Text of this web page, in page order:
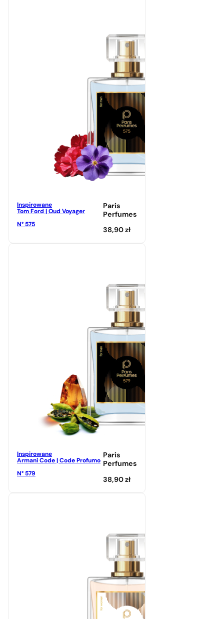
Inspirowane
Tom Ford | Oud Voyager
N° 575
Paris
Perfumes
38,90zł
Inspirowane
Armani Code | Code Profumo
N° 579
Paris
Perfumes
38,90zł